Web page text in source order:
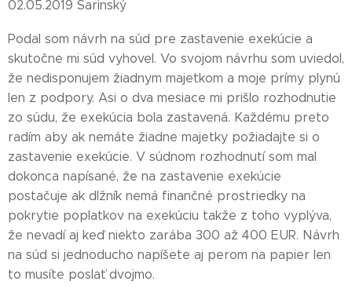
02.05.2019 Sarinský
Podal som návrh na súd pre zastavenie exekúcie a
skutočne mi súd vyhovel. Vo svojom návrhu som uviedol,
že nedisponujem žiadnym majetkom a moje prímy plynú
len z podpory. Asi o dva mesiace mi prišlo rozhodnutie
zo súdu, že exekúcia bola zastavená. Každému preto
radím aby ak nemáte žiadne majetky požiadajte si o
zastavenie exekúcie. V súdnom rozhodnutí som mal
dokonca napísané, že na zastavenie exekúcie
postačuje ak dlžník nemá finančné prostriedky na
pokrytie poplatkov na exekúciu takže z toho vyplýva,
že nevadí aj keď niekto zarába 300 až 400 EUR. Návrh
na súd si jednoducho napíšete aj perom na papier len
to musíte poslať dvojmo.